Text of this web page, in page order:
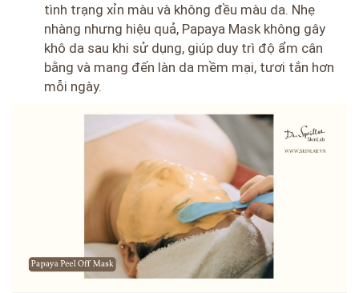
tình trạng xỉn màu và không đều màu da. Nhẹ
nhàng nhưng hiệu quả, Papaya Mask không gây
khô da sau khi sử dụng, giúp duy trì độ ẩm cân
bằng và mang đến làn da mềm mại, tươi tắn hơn
mỗi ngày.